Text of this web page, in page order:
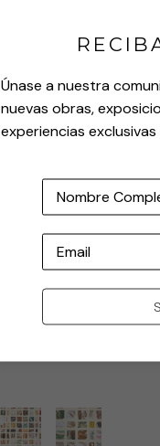
Únase a nuestra
nuevas obras,
experiencias exclusivas
Nombre
Email